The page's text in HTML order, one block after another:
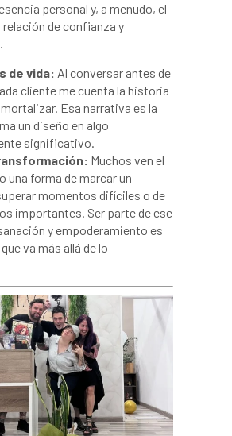
personal y, a menudo, el
relación de confianza y
de vida: Al conversar antes de
cliente me cuenta la historia
Esa narrativa es la
un diseño en algo
significativo.
Muchos ven el
una forma de marcar un
momentos difíciles o de
importantes. Ser parte de ese
y empoderamiento es
va más allá de lo